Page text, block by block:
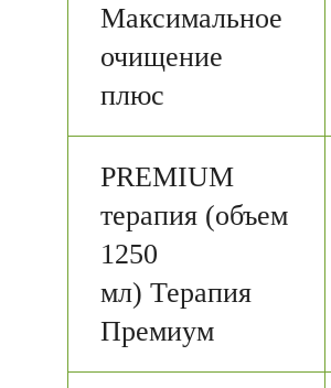
Максимальное
очищение
плюс
PREMIUM
терапия (объем
1250
мл) Терапия
Премиум